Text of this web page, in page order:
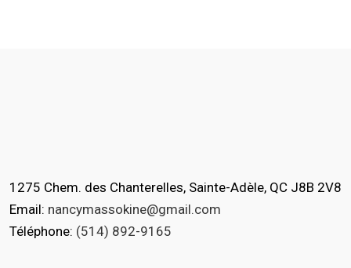
1275 Chem. des Chanterelles, Sainte-Adèle, QC J8B 2V8
Email: nancymassokine@gmail.com
Téléphone: (514) 892-9165